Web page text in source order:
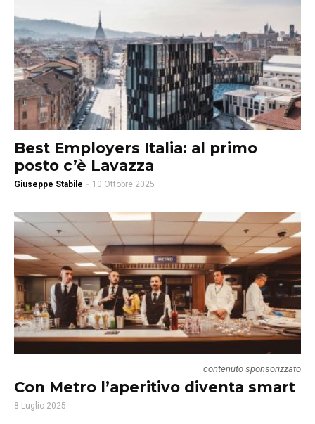
Best Employers Italia: al primo
posto c’è Lavazza
Giuseppe Stabile - 10 Ottobre 2025
contenuto sponsorizzato
Con Metro l’aperitivo diventa smart
8 Luglio 2025